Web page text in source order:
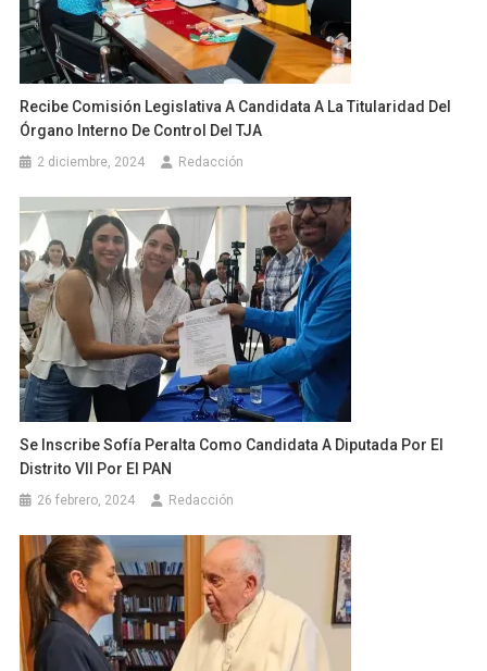
Recibe Comisión Legislativa A Candidata A La Titularidad Del
Órgano Interno De Control Del TJA
2 diciembre, 2024 Redacción
Se Inscribe Sofía Peralta Como Candidata A Diputada Por El
Distrito VII Por El PAN
26 febrero, 2024 Redacción